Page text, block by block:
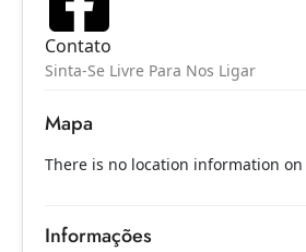
Contato
Sinta-Se Livre Para Nos Ligar
Mapa
There is no location information
Informações